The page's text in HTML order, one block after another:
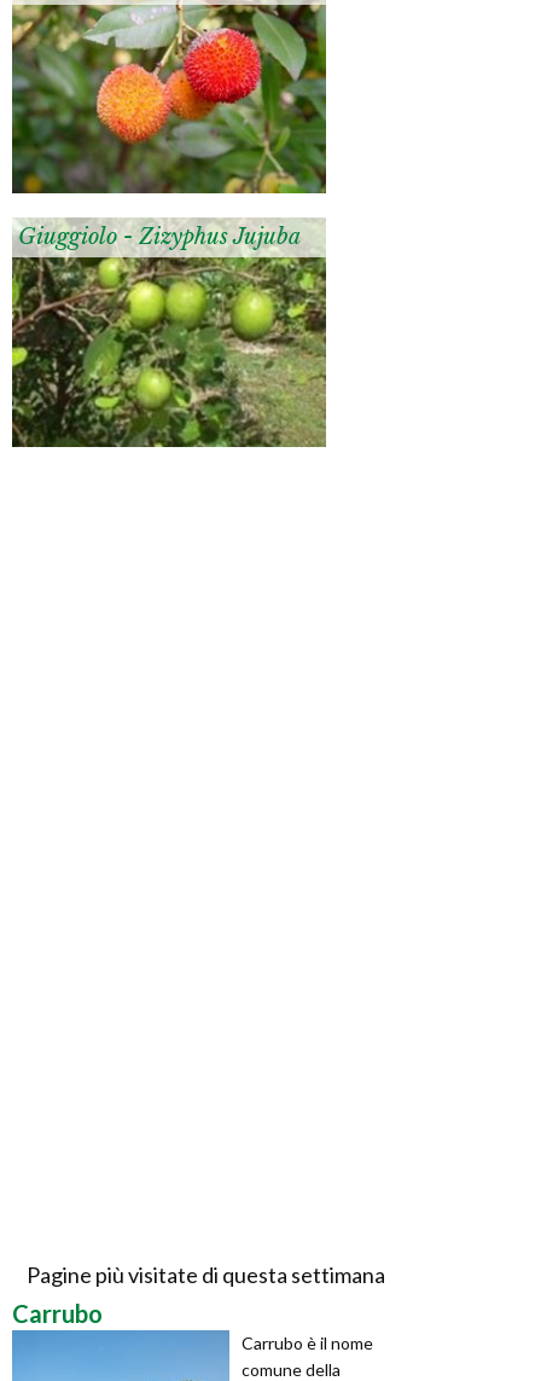
Giuggiolo - Zizyphus Jujuba
Pagine più visitate di questa settimana
Carrubo
Carrubo è il nome
comune della